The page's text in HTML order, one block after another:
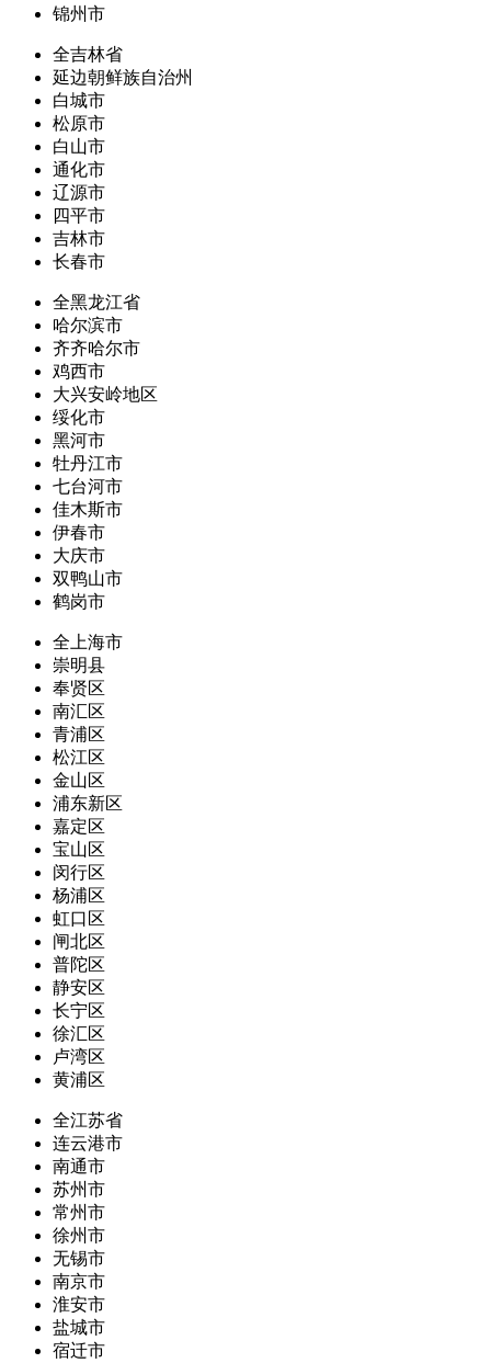
锦州市
全吉林省
延边朝鲜族自治州
白城市
松原市
白山市
通化市
辽源市
四平市
吉林市
长春市
全黑龙江省
哈尔滨市
齐齐哈尔市
鸡西市
大兴安岭地区
绥化市
黑河市
牡丹江市
七台河市
佳木斯市
伊春市
大庆市
双鸭山市
鹤岗市
全上海市
崇明县
奉贤区
南汇区
青浦区
松江区
金山区
浦东新区
嘉定区
宝山区
闵行区
杨浦区
虹口区
闸北区
普陀区
静安区
长宁区
徐汇区
卢湾区
黄浦区
全江苏省
连云港市
南通市
苏州市
常州市
徐州市
无锡市
南京市
淮安市
盐城市
宿迁市